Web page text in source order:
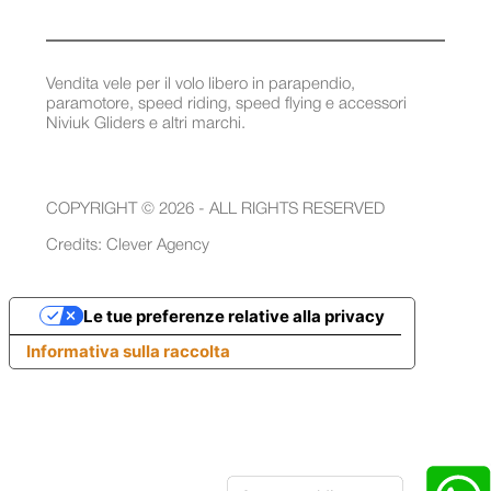
Vendita vele per il volo libero in parapendio,
paramotore, speed riding, speed flying e accessori
Niviuk Gliders e altri marchi.
COPYRIGHT © 2026 - ALL RIGHTS RESERVED
Credits: Clever Agency
Informativa sulla raccolta
Le tue preferenze relative alla privacy